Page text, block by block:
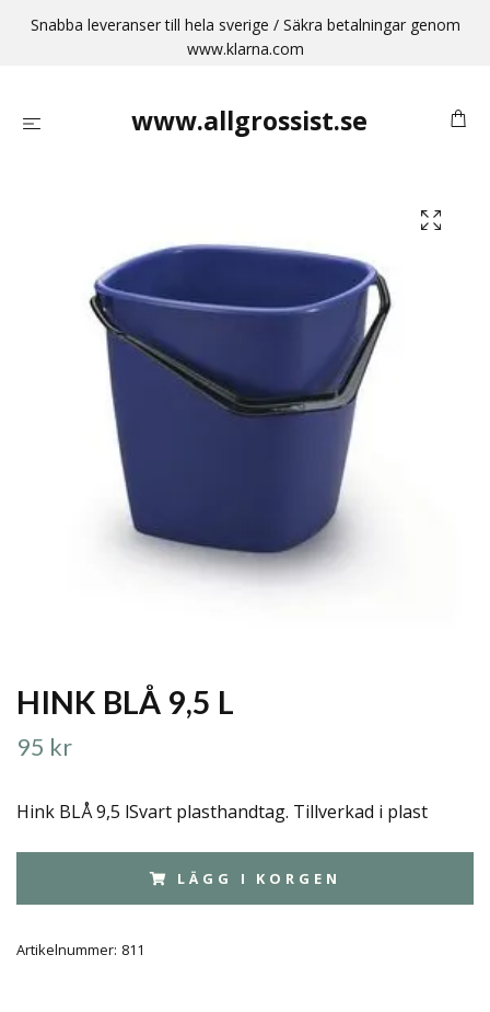
Snabba leveranser till hela sverige / Säkra betalningar genom
www.klarna.com
www.allgrossist.se
HINK BLÅ 9,5 L
95 kr
Hink BLÅ 9,5 lSvart plasthandtag. Tillverkad i plast
LÄGG I KORGEN
Artikelnummer: 811